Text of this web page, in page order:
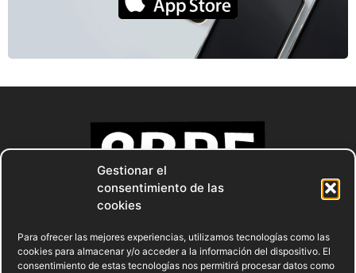
Gestionar el
consentimiento de las
cookies
Para ofrecer las mejores experiencias, utilizamos tecnologías como las
cookies para almacenar y/o acceder a la información del dispositivo. El
consentimiento de estas tecnologías nos permitirá procesar datos como